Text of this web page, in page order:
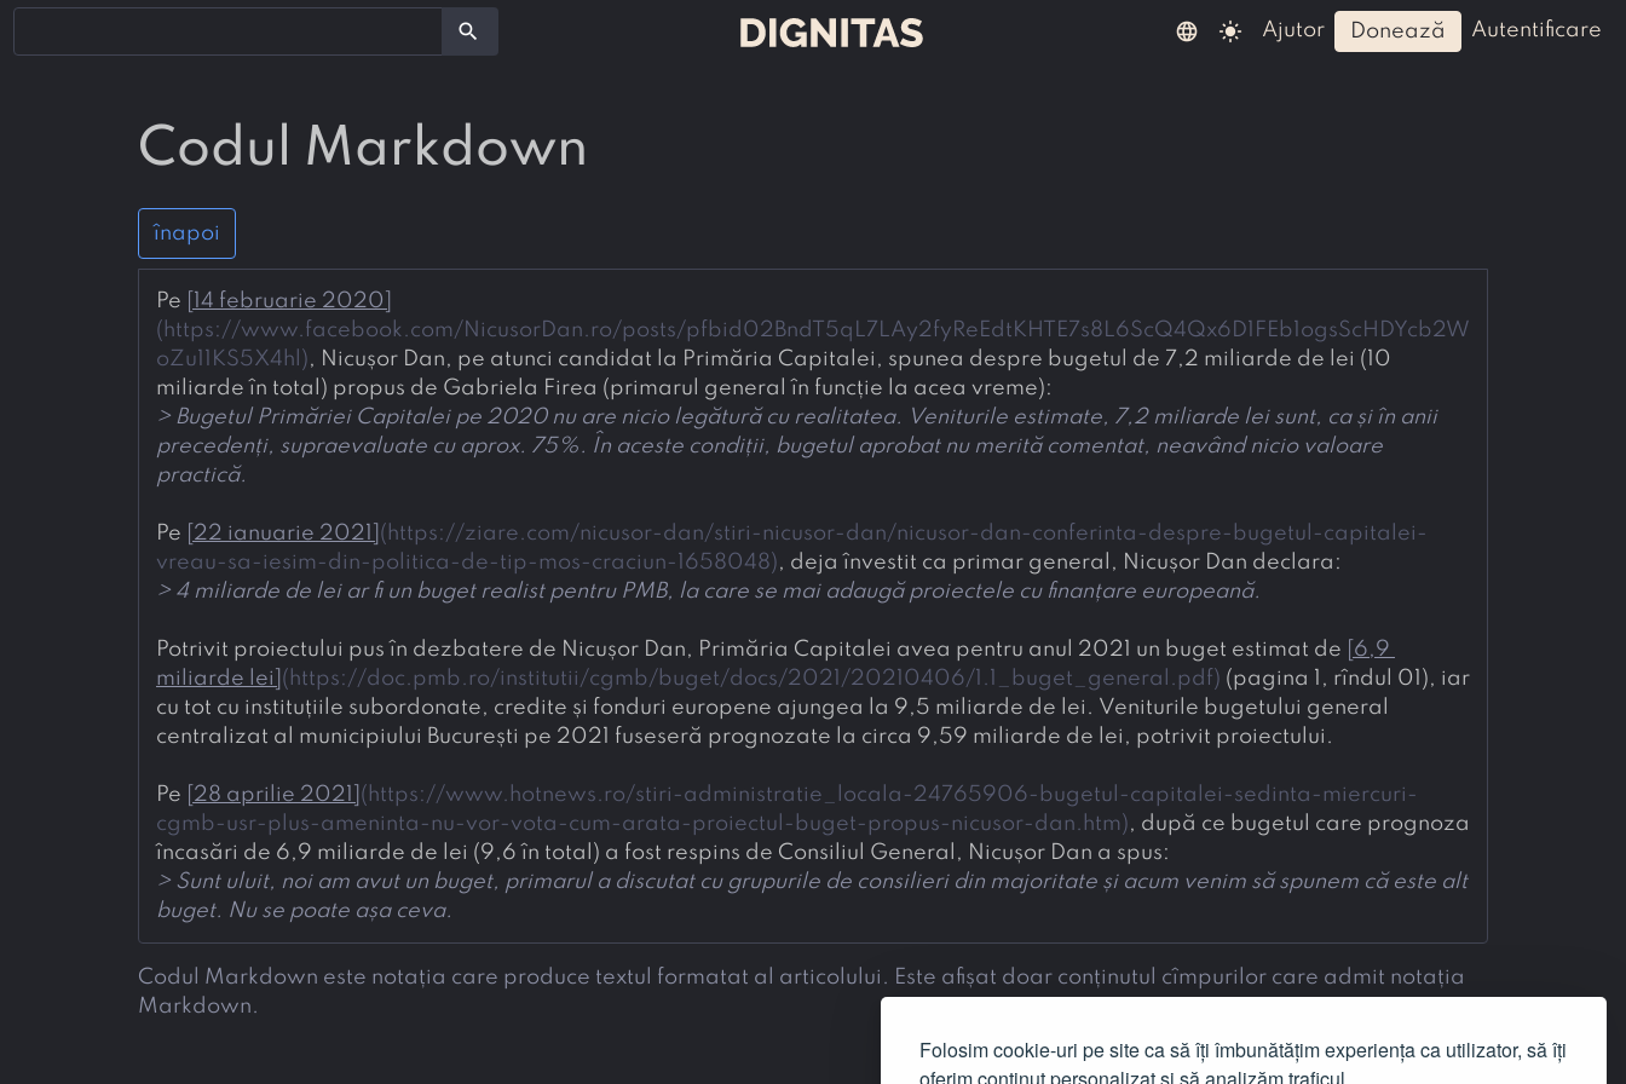
Folosim cookie-uri pe site ca să îți îmbunătățim experiența ca utilizator, să îți
search language light_mode ajutor donează autentificare
Codul Markdown
înapoi
Pe 14 februarie 2020
( https://www.facebook.com/NicusorDan.ro/posts/pfbid02BndT5qL7LAy2fyReEdtKHTE7s8L6ScQ4Qx6D1FEb1ogsScHDYcb2W
oZu11KS5X4hl ), Nicușor Dan, pe atunci candidat la Primăria Capitalei, spunea despre bugetul de 7,2 miliarde de lei (10
miliarde în total) propus de Gabriela Firea (primarul general în funcție la acea vreme):
> Bugetul Primăriei Capitalei pe 2020 nu are nicio legătură cu realitatea. Veniturile estimate, 7,2 miliarde lei sunt, ca și în anii
precedenți, supraevaluate cu aprox. 75%. În aceste condiții, bugetul aprobat nu merită comentat, neavând nicio valoare
practică.
Pe 22 ianuarie 2021 ( https://ziare.com/nicusor-dan/stiri-nicusor-dan/nicusor-dan-conferinta-despre-bugetul-capitalei-
vreau-sa-iesim-din-politica-de-tip-mos-craciun-1658048), deja învestit ca primar general, Nicușor Dan declara:
> 4 miliarde de lei ar fi un buget realist pentru PMB, la care se mai adaugă proiectele cu finanțare europeană.
Potrivit proiectului pus în dezbatere de Nicușor Dan, Primăria Capitalei avea pentru anul 2021 un buget estimat de
6,9
miliarde lei ( https://doc.pmb.ro/institutii/cgmb/buget/docs/2021/20210406/1.1_buget_general.pdf) (pagina 1, rîndul 01), iar
cu tot cu instituțiile subordonate, credite și fonduri europene ajungea la 9,5 miliarde de lei. Veniturile bugetului general
centralizat al municipiului București pe 2021 fuseseră prognozate la circa 9,59 miliarde de lei, potrivit proiectului.
Pe 28 aprilie 2021 ( https://www.hotnews.ro/stiri-administratie_locala-24765906-bugetul-capitalei-sedinta-miercuri-
cgmb-usr-plus-ameninta-nu-vor-vota-cum-arata-proiectul-buget-propus-nicusor-dan.htm ), după ce bugetul care prognoza
încasări de 6,9 miliarde de lei (9,6 în total) a fost respins de Consiliul General, Nicușor Dan a spus:
> Sunt uluit, noi am avut un buget, primarul a discutat cu grupurile de consilieri din majoritate și acum venim să spunem că este alt
buget. Nu se poate așa ceva.
Codul Markdown este notația care produce textul formatat al articolului. Este afișat doar conținutul cîmpurilor care admit notația
Markdown.